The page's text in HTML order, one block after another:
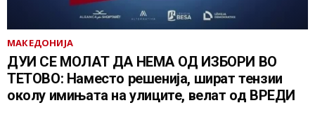
МАКЕДОНИЈА
ДУИ СЕ МОЛАТ ДА НЕМА ОД ИЗБОРИ ВО
ТЕТОВО: Наместо решенија, шират тензии
околу имињата на улиците, велат од ВРЕДИ